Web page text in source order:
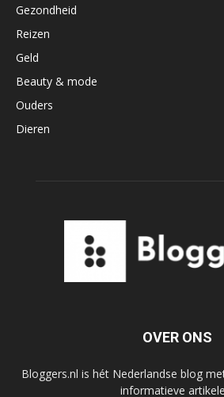
Gezondheid
Reizen
Geld
Beauty & mode
Ouders
Dieren
OVER ONS
Bloggers.nl is hét Nederlandse blog
informatieve